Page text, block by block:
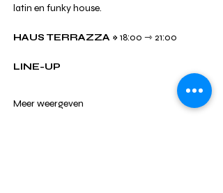
latin en funky house.
HAUS TERRAZZA » 18:00 ⇾ 21:00
LINE-UP
Meer weergeven